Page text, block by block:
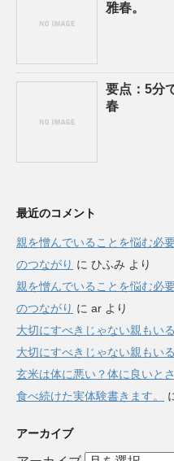
雅春。
要点：5分
春
最近のコメント
親を憎んでいることを悩む必
のつながり に ひふみ より
親を憎んでいることを悩む必
のつながり に ar より
大切にすべきじゃない親もいる
大切にすべきじゃない親もいる
玄米は体に悪い？体に良いと
食べ続けた実体験書きます。
アーカイブ